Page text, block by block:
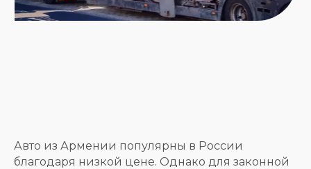
Авто из Армении популярны в России
благодаря низкой цене. Однако для законной
средства в соответствии с его
техническими параметрами.